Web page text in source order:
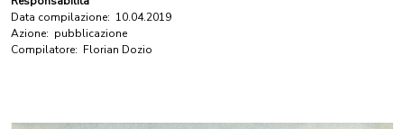
Data compilazione: 10.04.2019
Azione: pubblicazione
Compilatore: Florian Dozio